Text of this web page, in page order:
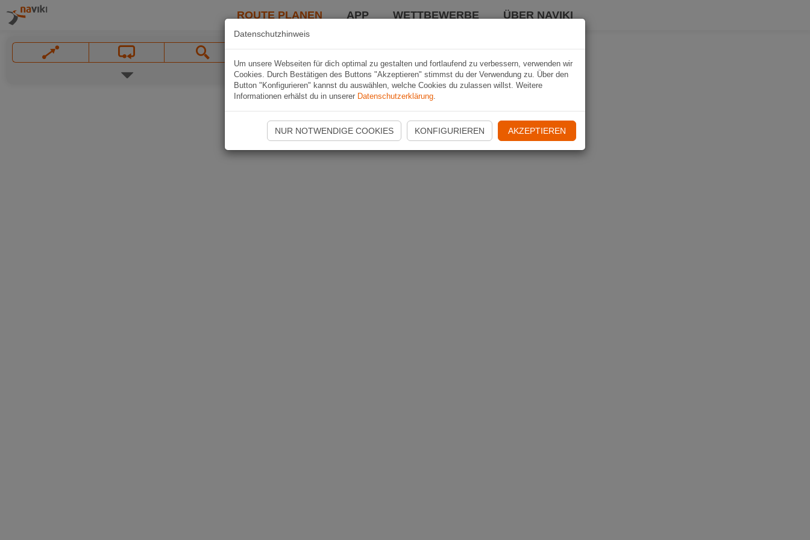
ROUTE PLANEN APP WETTBEWERBE ÜBER NAVIKI
Datenschutzhinweis
Um unsere Webseiten für dich optimal zu gestalten und fortlaufend zu verbessern, verwenden wir
Cookies. Durch Bestätigen des Buttons "Akzeptieren" stimmst du der Verwendung zu. Über den
Button "Konfigurieren" kannst du auswählen, welche Cookies du zulassen willst. Weitere
Informationen erhälst du in unserer Datenschutzerklärung.
NUR NOTWENDIGE COOKIES KONFIGURIEREN AKZEPTIEREN